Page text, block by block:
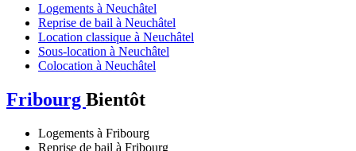
Logements à Neuchâtel
Reprise de bail à Neuchâtel
Location classique à Neuchâtel
Sous-location à Neuchâtel
Colocation à Neuchâtel
Fribourg Bientôt
Logements à Fribourg
Reprise de bail à Fribourg